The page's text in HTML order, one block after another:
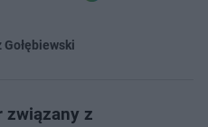
związany z